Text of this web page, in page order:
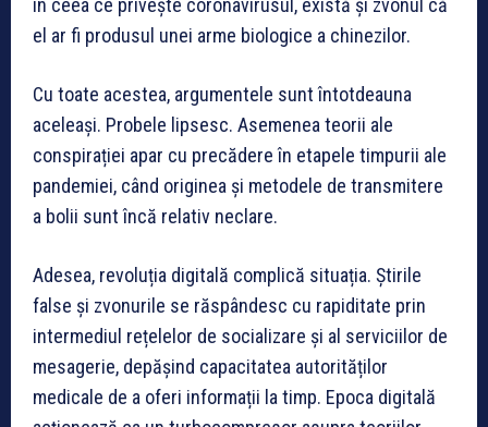
el ar fi produsul unei arme biologice a chinezilor.
Cu toate acestea, argumentele sunt întotdeauna
aceleași. Probele lipsesc. Asemenea teorii ale
conspirației apar cu precădere în etapele timpurii ale
pandemiei, când originea și metodele de transmitere
a bolii sunt încă relativ neclare.
Adesea, revoluția digitală complică situația. Știrile
false și zvonurile se răspândesc cu rapiditate prin
intermediul rețelelor de socializare și al serviciilor de
mesagerie, depășind capacitatea autorităților
medicale de a oferi informații la timp. Epoca digitală